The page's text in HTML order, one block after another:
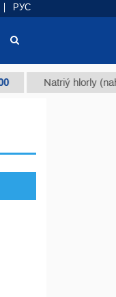
Natriý hlorly
РУС